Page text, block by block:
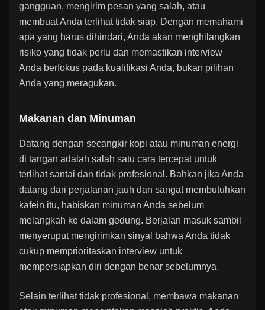
gangguan, mengirim pesan yang salah, atau
membuat Anda terlihat tidak siap. Dengan memahami
apa yang harus dihindari, Anda akan menghilangkan
risiko yang tidak perlu dan memastikan interview
Anda berfokus pada kualifikasi Anda, bukan pilihan
Anda yang meragukan.
Makanan dan Minuman
Datang dengan secangkir kopi atau minuman energi
di tangan adalah salah satu cara tercepat untuk
terlihat santai dan tidak profesional. Bahkan jika Anda
datang dari perjalanan jauh dan sangat membutuhkan
kafein itu, habiskan minuman Anda sebelum
melangkah ke dalam gedung. Berjalan masuk sambil
menyeruput mengirimkan sinyal bahwa Anda tidak
cukup memprioritaskan interview untuk
mempersiapkan diri dengan benar sebelumnya.
Selain terlihat tidak profesional, membawa makanan